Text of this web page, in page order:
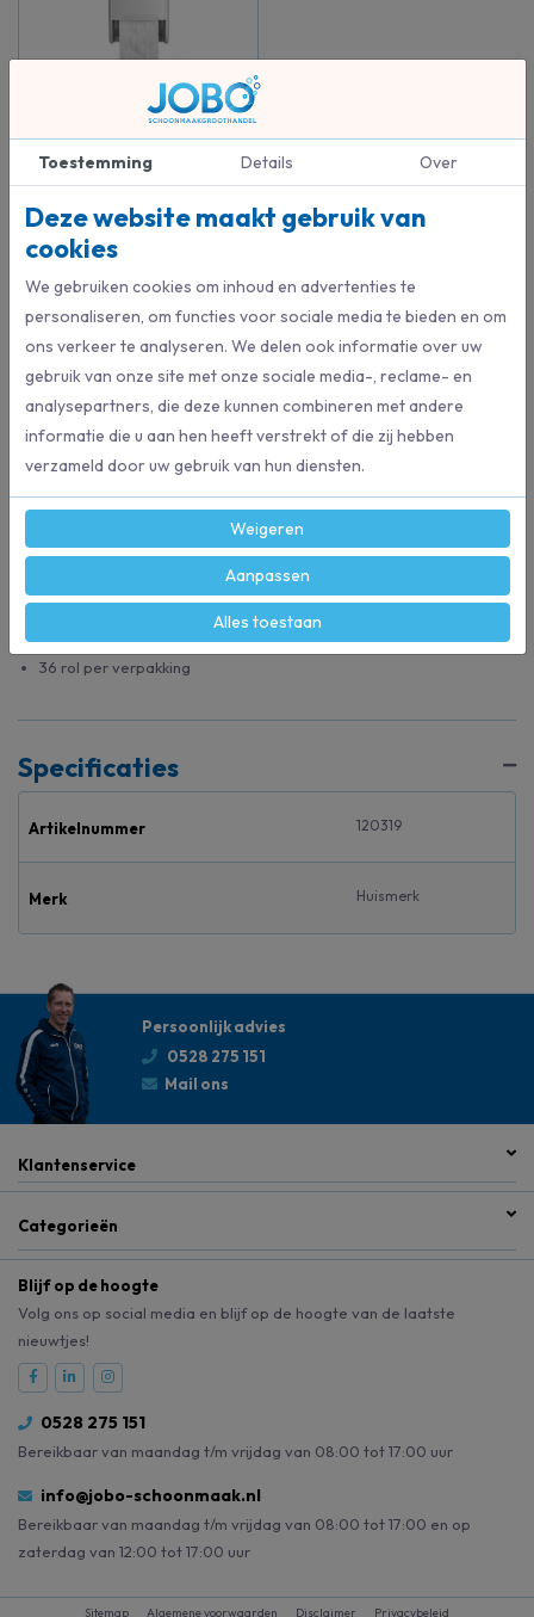
Beschrijving
Twee rollen boven elkaar zorgen ervoor dat uw gasten nooit zonder
papier komen te zitten. D.m.v. instelbare geleider rails is de toiletrol
af te remmen wat zorgt voor een zuinig verbruik. Een ideale
oplossing voor locaties met een hoog aantal bezoekers per dag.
Capaciteit 100 meter per rol, (gelijk aan 2,5 – 3 traditionele
Cellulose
Uitstekend absorptievermogen
Voorzien van ECO keurmerk
Oplosbaar in koud water
36 rol per verpakking
Specificaties
Artikelnummer 120319
Merk Huismerk
Quartz Duo Doprol
Quartzline
€ 39,91
Bestel direct
Persoonlijk advies
0528 275 151
Mail ons
Klantenservice
Categorieën
Blijf op de hoogte
Volg ons op social media en blijf op de hoogte van de laatste
nieuwtjes!
0528 275 151
Bereikbaar van maandag t/m vrijdag van 08:00 tot 17:00 uur
info@jobo-schoonmaak.nl
Bereikbaar van maandag t/m vrijdag van 08:00 tot 17:00 en op
zaterdag van 12:00 tot 17:00 uur
Sitemap Algemene voorwaarden Disclaimer Privacybeleid
Toestemming Details Over
Deze website maakt gebruik van
cookies
We gebruiken cookies om inhoud en advertenties te
personaliseren, om functies voor sociale media te bieden en om
ons verkeer te analyseren. We delen ook informatie over uw
gebruik van onze site met onze sociale media-, reclame- en
analysepartners, die deze kunnen combineren met andere
informatie die u aan hen heeft verstrekt of die zij hebben
verzameld door uw gebruik van hun diensten.
Weigeren
Aanpassen
Alles toestaan